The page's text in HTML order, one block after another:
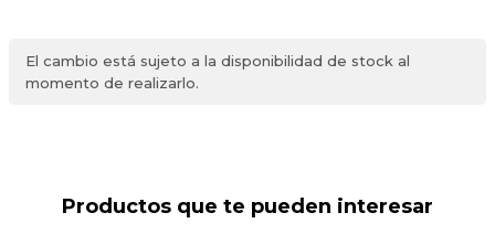
El cambio está sujeto a la disponibilidad de stock al
momento de realizarlo.
Productos que te pueden interesar